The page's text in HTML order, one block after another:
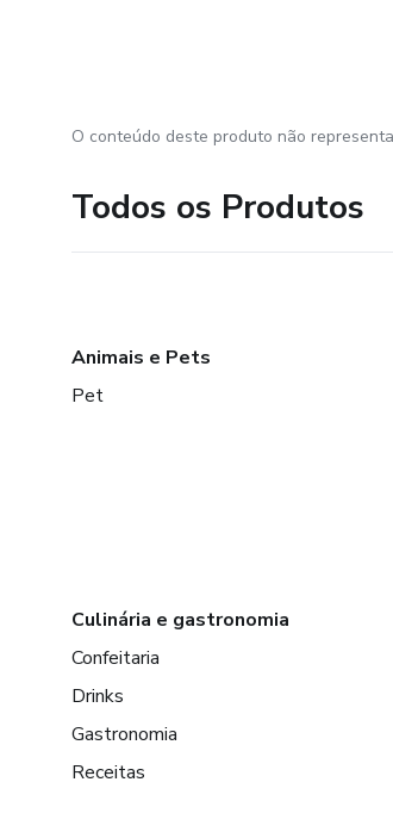
O conteúdo deste produto não
Todos os Produtos
Animais e Pets
Pet
Culinária e gastronomia
Confeitaria
Drinks
Gastronomia
Receitas